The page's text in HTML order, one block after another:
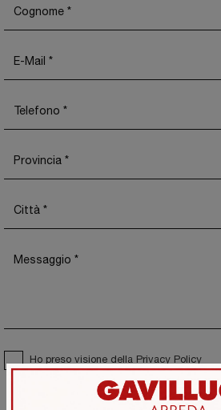
Ho preso visione della Privacy Policy